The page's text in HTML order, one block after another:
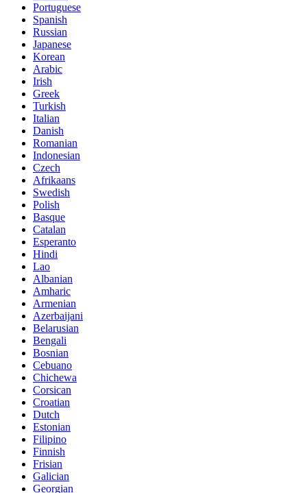
Portuguese
Spanish
Russian
Japanese
Korean
Arabic
Irish
Greek
Turkish
Italian
Danish
Romanian
Indonesian
Czech
Afrikaans
Swedish
Polish
Basque
Catalan
Esperanto
Hindi
Lao
Albanian
Amharic
Armenian
Azerbaijani
Belarusian
Bengali
Bosnian
Cebuano
Chichewa
Corsican
Croatian
Dutch
Estonian
Filipino
Finnish
Frisian
Galician
Georgian